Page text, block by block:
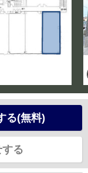
る(無料)
る